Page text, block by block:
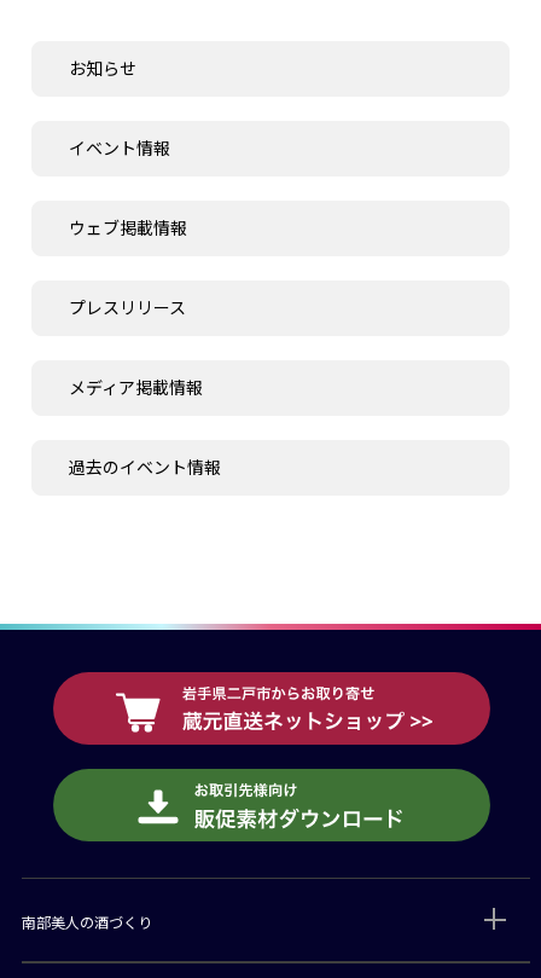
お知らせ
イベント情報
ウェブ掲載情報
プレスリリース
メディア掲載情報
過去のイベント情報
南部美人の酒づくり